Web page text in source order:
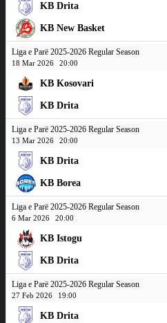
KB Drita
KB New Basket
Liga e Parë 2025-2026 Regular Season
18 Mar 2026 20:00
KB Kosovari
KB Drita
Liga e Parë 2025-2026 Regular Season
13 Mar 2026 20:00
KB Drita
KB Borea
Liga e Parë 2025-2026 Regular Season
6 Mar 2026 20:00
KB Istogu
KB Drita
Liga e Parë 2025-2026 Regular Season
27 Feb 2026 19:00
KB Drita